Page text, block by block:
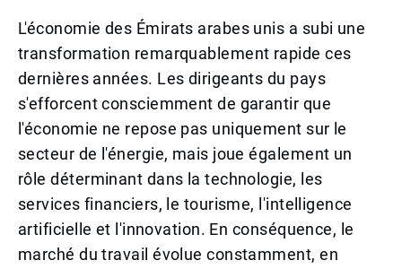
L'économie des Émirats arabes unis a subi une
transformation remarquablement rapide ces
dernières années. Les dirigeants du pays
s'efforcent consciemment de garantir que
l'économie ne repose pas uniquement sur le
secteur de l'énergie, mais joue également un
rôle déterminant dans la technologie, les
services financiers, le tourisme, l'intelligence
artificielle et l'innovation. En conséquence, le
marché du travail évolue constamment, en